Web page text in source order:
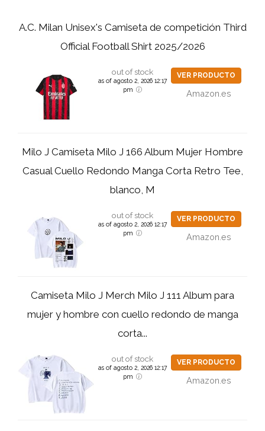
A.C. Milan Unisex's Camiseta de competición Third
Official Football Shirt 2025/2026
out of stock
as of agosto 2, 2026 12:17
pm
VER PRODUCTO
Amazon.es
Milo J Camiseta Milo J 166 Album Mujer Hombre
Casual Cuello Redondo Manga Corta Retro Tee,
blanco, M
out of stock
as of agosto 2, 2026 12:17
pm
VER PRODUCTO
Amazon.es
Camiseta Milo J Merch Milo J 111 Album para
mujer y hombre con cuello redondo de manga
corta...
out of stock
as of agosto 2, 2026 12:17
pm
VER PRODUCTO
Amazon.es